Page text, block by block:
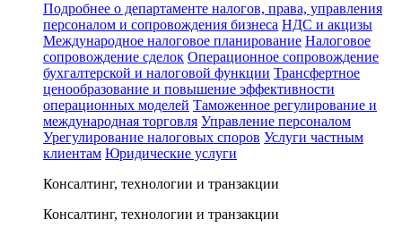
Подробнее о департаменте налогов, права, управления
персоналом и сопровождения бизнеса НДС и акцизы
Международное налоговое планирование Налоговое
сопровождение сделок Операционное сопровождение
бухгалтерской и налоговой функции Трансфертное
ценообразование и повышение эффективности
операционных моделей Таможенное регулирование и
международная торговля Управление персоналом
Урегулирование налоговых споров Услуги частным
клиентам Юридические услуги
Консалтинг, технологии и транзакции
Консалтинг, технологии и транзакции